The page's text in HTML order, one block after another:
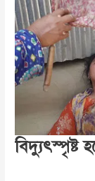
বিদ্যুৎস্পৃষ্ট